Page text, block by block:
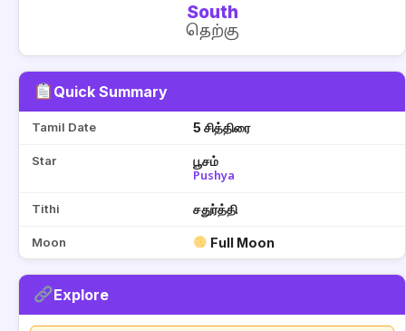
South
தெற்கு
Quick Summary
Tamil Date 5 சித்திரை
Star பூசம்
Pushya
Tithi சதுர்த்தி
Moon Full Moon
Explore